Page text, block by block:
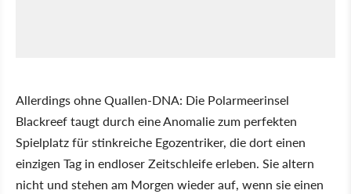
Allerdings ohne Quallen-DNA: Die Polarmeerinsel
Blackreef taugt durch eine Anomalie zum perfekten
Spielplatz für stinkreiche Egozentriker, die dort einen
einzigen Tag in endloser Zeitschleife erleben. Sie altern
nicht und stehen am Morgen wieder auf, wenn sie einen